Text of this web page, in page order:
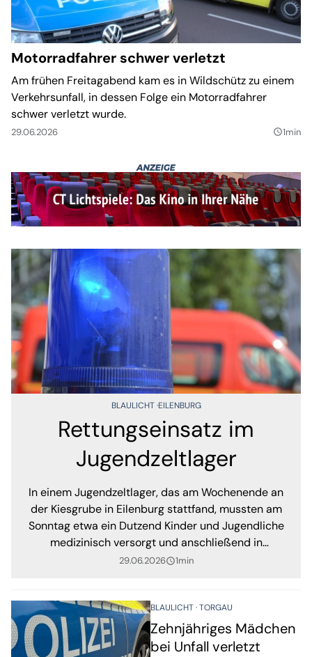
Motorradfahrer schwer verletzt
Am frühen Freitagabend kam es in Wildschütz zu einem
Verkehrsunfall, in dessen Folge ein Motorradfahrer
schwer verletzt wurde.
29.06.2026 query_builder1min
BLAULICHT EILENBURG
Rettungseinsatz im
Jugendzeltlager
In einem Jugendzeltlager, das am Wochenende an
der Kiesgrube in Eilenburg stattfand, mussten am
Sonntag etwa ein Dutzend Kinder und Jugendliche
medizinisch versorgt und anschließend in
umliegende Krankenhäuser gebracht werden.
29.06.2026query_builder1min
BLAULICHT TORGAU
Zehnjähriges Mädchen
bei Unfall verletzt